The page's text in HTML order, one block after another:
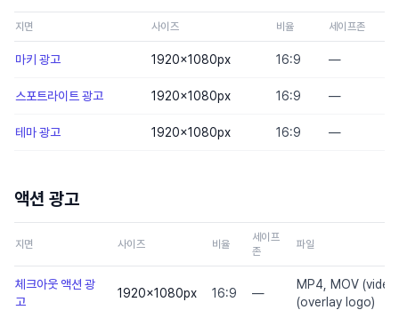
지면 사이즈 비율 세이프존
마키 광고 1920×1080px 16:9 —
스포트라이트 광고 1920×1080px 16:9 —
테마 광고 1920×1080px 16:9 —
액션 광고
지면 사이즈 비율
세이프
존
파일
체크아웃 액션 광
고
1920×1080px 16:9 —
MP4, MOV
(overlay logo)